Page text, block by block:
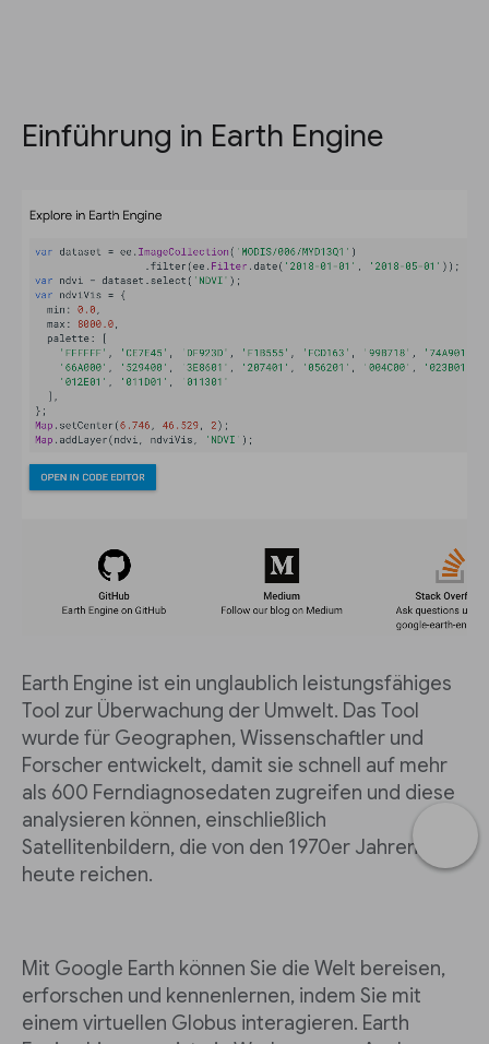
Einführung in Earth Engine
Earth Engine ist ein unglaublich leistungsfähiges
Tool zur Überwachung der Umwelt. Das Tool
wurde für Geographen, Wissenschaftler und
Forscher entwickelt, damit sie schnell auf mehr
als 600 Ferndiagnosedaten zugreifen und diese
analysieren können, einschließlich
Satellitenbildern, die von den 1970er Jahren bis
heute reichen.
Mit Google Earth können Sie die Welt bereisen,
erforschen und kennenlernen, indem Sie mit
einem virtuellen Globus interagieren. Earth